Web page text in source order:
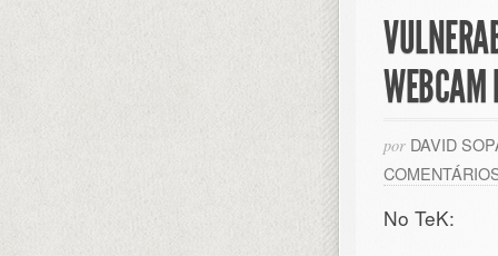
WEBCAM
por DAVID
No TeK: